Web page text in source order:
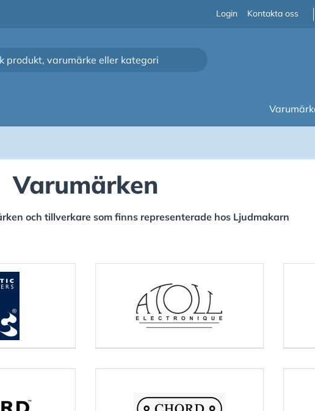
Login Kontakta oss
Varumärken
och tillverkare som finns representerade hos Ljudmakarn